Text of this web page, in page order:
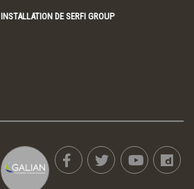
INSTALLATION DE SERFI GROUP